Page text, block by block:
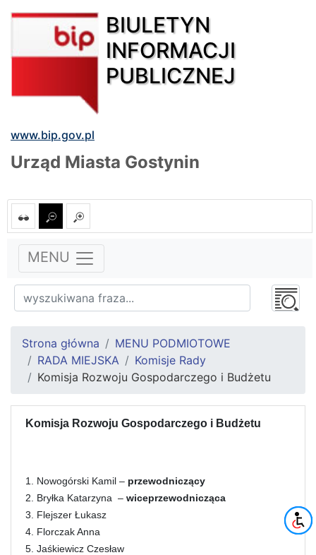
BIULETYN
INFORMACJI
PUBLICZNEJ
www.bip.gov.pl
Urząd Miasta Gostynin
MENU
Strona główna
MENU PODMIOTOWE
RADA MIEJSKA
Komisje Rady
Komisja Rozwoju Gospodarczego i Budżetu
Komisja Rozwoju Gospodarczego i Budżetu
1. Nowogórski Kamil – przewodniczący
2. Bryłka Katarzyna – wiceprzewodnicząca
3. Flejszer Łukasz
4. Florczak Anna
5. Jaśkiewicz Czesław